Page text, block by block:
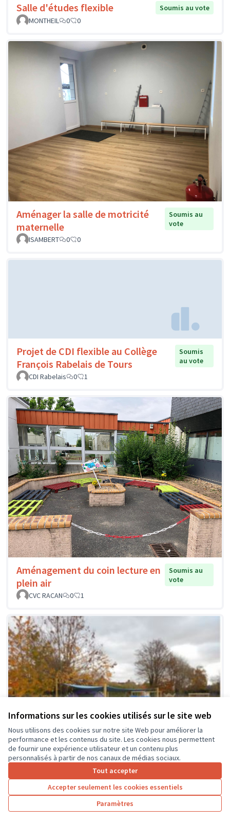
Informations sur les cookies utilisés sur le site web
Nous utilisons des cookies sur notre site Web pour améliorer la
performance et les contenus du site. Les cookies nous permettent
de fournir une expérience utilisateur et un contenu plus
personnalisés à partir de nos canaux de médias sociaux.
Tout accepter
Accepter seulement les cookies essentiels
Paramètres
Salle d'études flexible
Soumis au vote
MONTHEIL
0 0
Aménager la salle de motricité
maternelle
Soumis au
vote
ISAMBERT
0 0
Projet de CDI flexible au Collège
François Rabelais de Tours
Soumis
au vote
CDI Rabelais
0 1
Aménagement du coin lecture en
plein air
Soumis au
vote
CVC RACAN
0 1
La classe en dehors des murs
Soumis au vote
0